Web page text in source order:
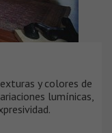
y colores de
lumínicas,